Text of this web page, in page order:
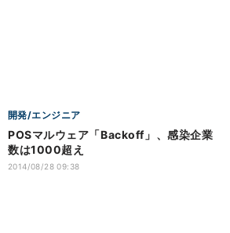
開発/エンジニア
POSマルウェア「Backoff」、感染企業
数は1000超え
2014/08/28 09:38